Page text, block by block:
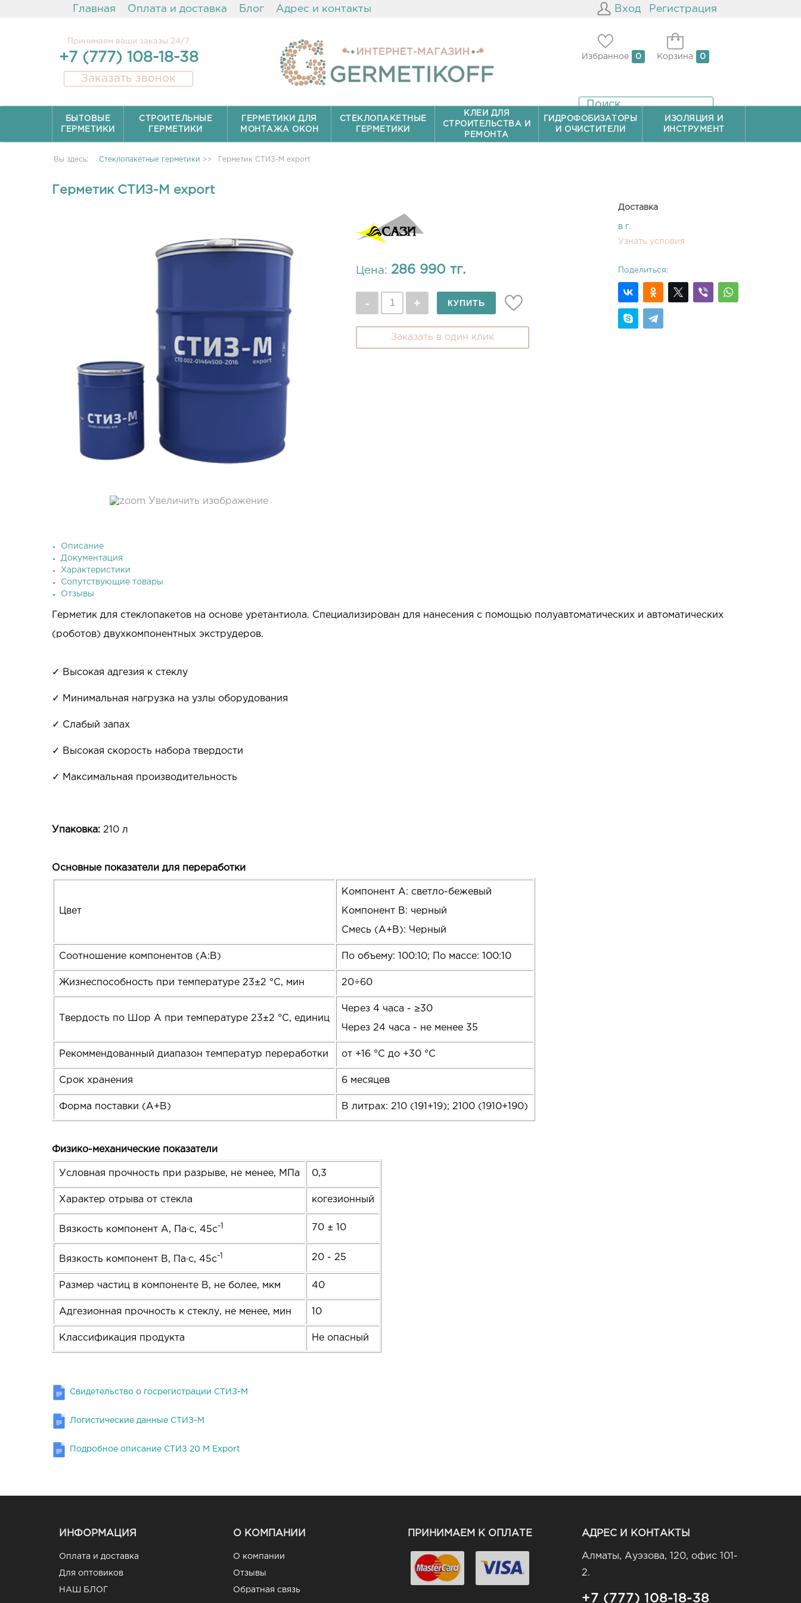
Главная Оплата и доставка Блог Адрес и контакты Вход Регистрация
Принимаем ваши заказы 24/7
+7 (777) 108-18-38
Заказать звонок
Избранное 0 Корзина 0
БЫТОВЫЕ
ГЕРМЕТИКИ
СТРОИТЕЛЬНЫЕ
ГЕРМЕТИКИ
ГЕРМЕТИКИ ДЛЯ
МОНТАЖА ОКОН
СТЕКЛОПАКЕТНЫЕ
ГЕРМЕТИКИ
КЛЕИ ДЛЯ
СТРОИТЕЛЬСТВА И
РЕМОНТА
ГИДРОФОБИЗАТОРЫ
И ОЧИСТИТЕЛИ
ИЗОЛЯЦИЯ И
ИНСТРУМЕНТ
Вы здесь: Стеклопакетные герметики >> Герметик СТИЗ-М export
Герметик СТИЗ-М export
Увеличить изображение
Цена: 286 990 тг.
Заказать в один клик
Доставка
в г.
Узнать условия
Описание
Документация
Характеристики
Сопутствующие товары
Отзывы
Герметик для стеклопакетов на основе уретантиола. Специализирован для нанесения с помощью полуавтоматических и автоматических
(роботов) двухкомпонентных экструдеров.
✓ Высокая адгезия к стеклу
✓ Минимальная нагрузка на узлы оборудования
✓ Слабый запах
✓ Высокая скорость набора твердости
✓ Максимальная производительность
Упаковка: 210 л
Основные показатели для переработки
Цвет
Компонент А: светло-бежевый
Компонент В: черный
Смесь (А+В): Черный
Соотношение компонентов (А:В) По объему: 100:10; По массе: 100:10
Жизнеспособность при температуре 23±2 °С, мин 20÷60
Твердость по Шор А при температуре 23±2 °С, единиц
Через 4 часа - ≥30
Через 24 часа - не менее 35
Рекоммендованный диапазон температур переработки от +16 °С до +30 °С
Срок хранения 6 месяцев
Форма поставки (А+В) В литрах: 210 (191+19); 2100 (1910+190)
Физико-механические показатели
Условная прочность при разрыве, не менее, МПа 0,3
Характер отрыва от стекла когезионный
Вязкость компонент А, Па·с, 45с-1 70 ± 10
Вязкость компонент В, Па·с, 45с-1 20 - 25
Размер частиц в компоненте В, не более, мкм 40
Адгезионная прочность к стеклу, не менее, мин 10
Классификация продукта Не опасный
Свидетельство о госрегистрации СТИЗ-М
Логистические данные СТИЗ-М
Подробное описание СТИЗ 20 М Export
ИНФОРМАЦИЯ
Оплата и доставка
Для оптовиков
НАШ БЛОГ
О КОМПАНИИ
О компании
Отзывы
Обратная связь
ПРИНИМАЕМ К ОПЛАТЕ АДРЕС И КОНТАКТЫ
Алматы, Ауэзова, 120, офис 101-
2.
+7 (777) 108-18-38